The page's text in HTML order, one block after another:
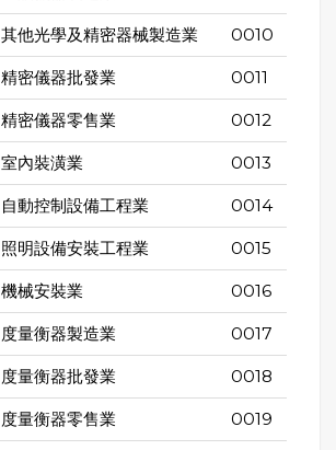
其他光學及精密器械製造業 0010
精密儀器批發業 0011
精密儀器零售業 0012
室內裝潢業 0013
自動控制設備工程業 0014
照明設備安裝工程業 0015
機械安裝業 0016
度量衡器製造業 0017
度量衡器批發業 0018
度量衡器零售業 0019